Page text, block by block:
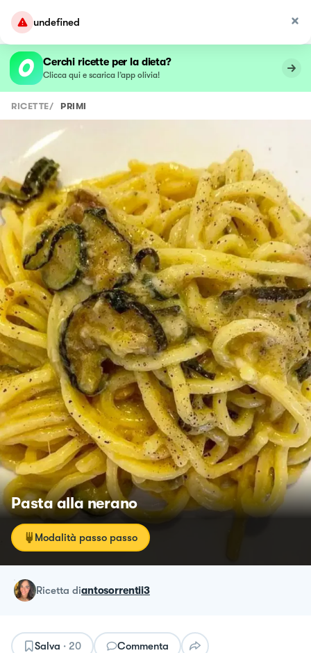
undefined
Cerchi ricette per la dieta?
Clicca qui e scarica l’app olivia!
RICETTE/ PRIMI
Pasta alla nerano
Modalità passo passo
ricetta diantosorrentii3
Salva · 20 Commenta